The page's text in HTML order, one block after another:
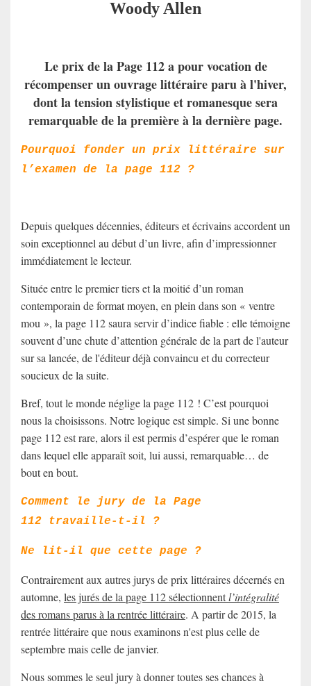
Woody Allen
Le prix de la Page 112 a pour vocation de
récompenser un ouvrage littéraire paru à l'hiver,
dont la tension stylistique et romanesque sera
remarquable de la première à la dernière page.
Pourquoi fonder un prix littéraire sur
l’examen de la page 112 ?
Depuis quelques décennies, éditeurs et écrivains accordent un
soin exceptionnel au début d’un livre, afin d’impressionner
immédiatement le lecteur.
Située entre le premier tiers et la moitié d’un roman
contemporain de format moyen, en plein dans son « ventre
mou », la page 112 saura servir d’indice fiable : elle témoigne
souvent d’une chute d’attention générale de la part de l'auteur
sur sa lancée, de l'éditeur déjà convaincu et du correcteur
soucieux de la suite.
Bref, tout le monde néglige la page 112 ! C’est pourquoi
nous la choisissons. Notre logique est simple. Si une bonne
page 112 est rare, alors il est permis d’espérer que le roman
dans lequel elle apparaît soit, lui aussi, remarquable… de
bout en bout.
Comment le jury de la Page
112 travaille-t-il ?
Ne lit-il que cette page ?
Contrairement aux autres jurys de prix littéraires décernés en
automne, les jurés de la page 112 sélectionnentl’intégralité
des romans parus à la rentrée littéraire. A partir de 2015, la
rentrée littéraire que nous examinons n'est plus celle de
septembre mais celle de janvier.
Nous sommes le seul jury à donner toutes ses chances à